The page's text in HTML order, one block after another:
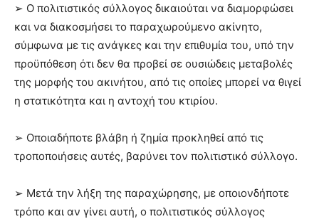
➢ Ο πολιτιστικός σύλλογος δικαιούται να διαμορφώσει
και να διακοσμήσει το παραχωρούμενο ακίνητο,
σύμφωνα με τις ανάγκες και την επιθυμία του, υπό την
προϋπόθεση ότι δεν θα προβεί σε ουσιώδεις μεταβολές
της μορφής του ακινήτου, από τις οποίες μπορεί να θιγεί
η στατικότητα και η αντοχή του κτιρίου.
➢ Οποιαδήποτε βλάβη ή ζημία προκληθεί από τις
τροποποιήσεις αυτές, βαρύνει τον πολιτιστικό σύλλογο.
➢ Μετά την λήξη της παραχώρησης, με οποιονδήποτε
τρόπο και αν γίνει αυτή, ο πολιτιστικός σύλλογος